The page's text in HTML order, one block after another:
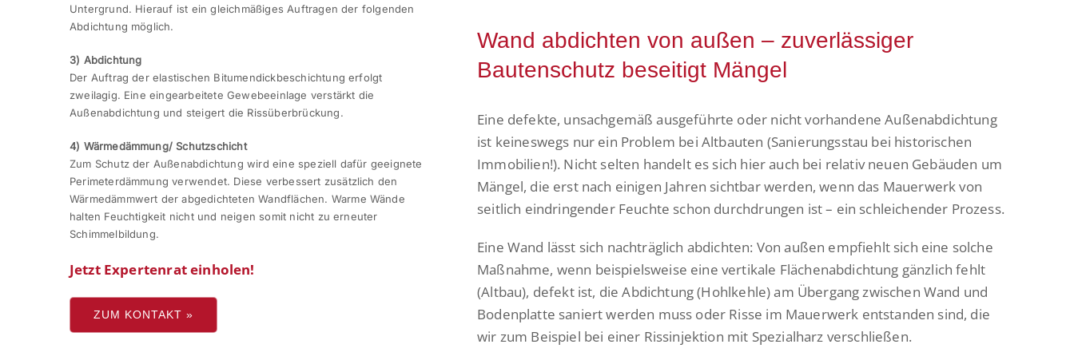
Untergrund. Hierauf ist ein gleichmäßiges Auftragen der folgenden
Abdichtung möglich.
3) Abdichtung
Der Auftrag der elastischen Bitumendickbeschichtung erfolgt
zweilagig. Eine eingearbeitete Gewebeeinlage verstärkt die
Außenabdichtung und steigert die Rissüberbrückung.
4) Wärmedämmung/ Schutzschicht
Zum Schutz der Außenabdichtung wird eine speziell dafür geeignete
Perimeterdämmung verwendet. Diese verbessert zusätzlich den
Wärmedämmwert der abgedichteten Wandflächen. Warme Wände
halten Feuchtigkeit nicht und neigen somit nicht zu erneuter
Schimmelbildung.
Jetzt Expertenrat einholen!
ZUM KONTAKT »
Wand abdichten von außen – zuverlässiger
Bautenschutz beseitigt Mängel
Eine defekte, unsachgemäß ausgeführte oder nicht vorhandene Außenabdichtung
ist keineswegs nur ein Problem bei Altbauten (Sanierungsstau bei historischen
Immobilien!). Nicht selten handelt es sich hier auch bei relativ neuen Gebäuden um
Mängel, die erst nach einigen Jahren sichtbar werden, wenn das Mauerwerk von
seitlich eindringender Feuchte schon durchdrungen ist – ein schleichender Prozess.
Eine Wand lässt sich nachträglich abdichten: Von außen empfiehlt sich eine solche
Maßnahme, wenn beispielsweise eine vertikale Flächenabdichtung gänzlich fehlt
(Altbau), defekt ist, die Abdichtung (Hohlkehle) am Übergang zwischen Wand und
Bodenplatte saniert werden muss oder Risse im Mauerwerk entstanden sind, die
wir zum Beispiel bei einer Rissinjektion mit Spezialharz verschließen.